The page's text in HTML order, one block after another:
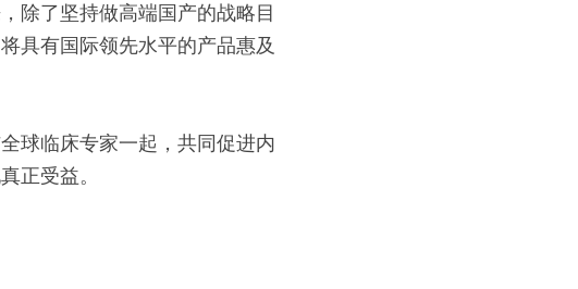
除了坚持做高端国产的战略目
具有国际领先水平的产品惠及
球临床专家一起，共同促进内
正受益。